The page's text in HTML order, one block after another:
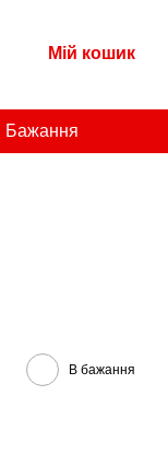
Мій кошик
Бажання
В бажання